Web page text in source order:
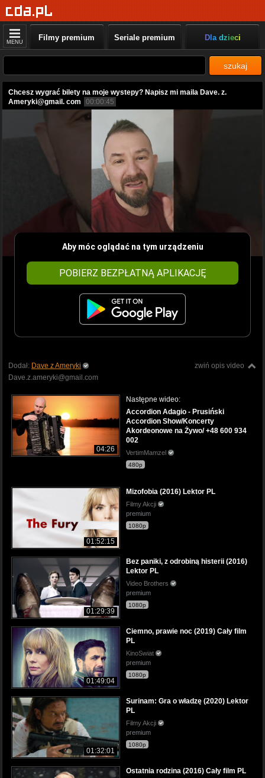
MENU Filmy premium Seriale premium Dla dzieci
szukaj
Chcesz wygrać bilety na moje wystepy? Napisz mi maila Dave. z.
Ameryki@gmail. com
00:00:45
Aby móc oglądać na tym urządzeniu
POBIERZ BEZPŁATNĄ APLIKACJĘ
zwiń opis video
Dodał: Dave z Ameryki
Dave.z.ameryki@gmail.com
04:26
Następne wideo:
Accordion Adagio - Prusiński
Accordion Show/Koncerty
Akordeonowe na Żywo/ +48 600 934
002
VertimMamzel
480p
01:52:15
Mizofobia (2016) Lektor PL
Filmy Akcji
premium
1080p
01:29:39
Bez paniki, z odrobiną histerii (2016)
Lektor PL
Video Brothers
premium
1080p
01:49:04
Ciemno, prawie noc (2019) Cały film
PL
KinoSwiat
premium
1080p
01:32:01
Surinam: Gra o władzę (2020) Lektor
PL
Filmy Akcji
premium
1080p
Ostatnia rodzina (2016) Cały film PL